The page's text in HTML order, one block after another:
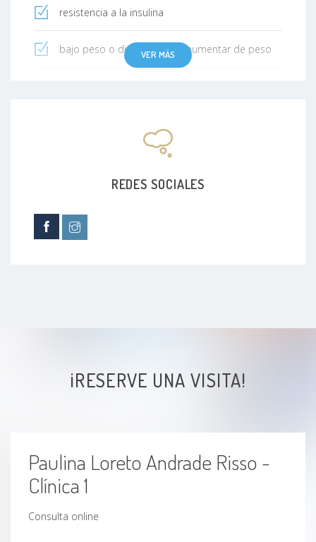
resistencia a la insulina
bajo peso o dificultad para aumentar de peso
VER MÁS
REDES SOCIALES
¡RESERVE UNA VISITA!
Paulina Loreto Andrade Risso -
Clínica 1
Consulta online